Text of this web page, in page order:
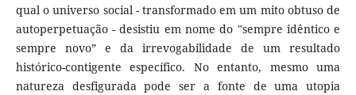
qual o universo social - transformado em um mito obtuso de
autoperpetuação - desistiu em nome do "sempre idêntico e
sempre novo” e da irrevogabilidade de um resultado
histórico-contigente específico. No entanto, mesmo uma
natureza desfigurada pode ser a fonte de uma utopia